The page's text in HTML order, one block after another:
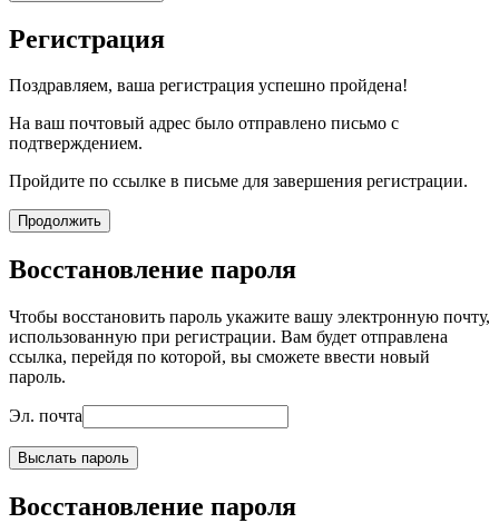
Регистрация
Поздравляем, ваша регистрация успешно пройдена!
На ваш почтовый адрес было отправлено письмо с
подтверждением.
Пройдите по ссылке в письме для завершения регистрации.
Продолжить
Восстановление пароля
Чтобы восстановить пароль укажите вашу электронную почту,
использованную при регистрации. Вам будет отправлена
ссылка, перейдя по которой, вы сможете ввести новый
пароль.
Эл. почта
Выслать пароль
Восстановление пароля